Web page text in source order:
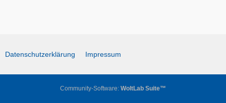
Datenschutzerklärung Impressum
Community-Software: WoltLab Suite™